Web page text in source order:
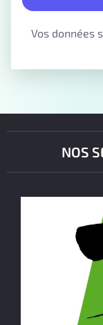
Vos données
NOS